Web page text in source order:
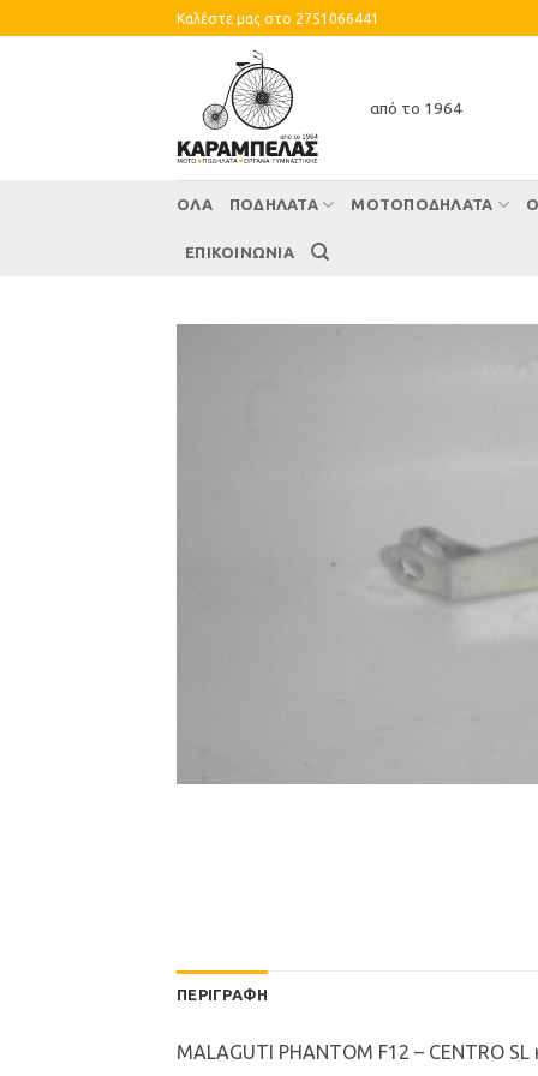
to
Καλέστε μας στο 2751066441
από το 1964
ΌΛΑ ΠΟΔΗΛΑΤΑ ΜΟΤΟΠΟΔΗΛΑΤΑ
ΕΠΙΚΟΙΝΩΝΙΑ
ΠΕΡΙΓΡΑΦΉ
MALAGUTI PHANTOM F12 – CENTRO SL